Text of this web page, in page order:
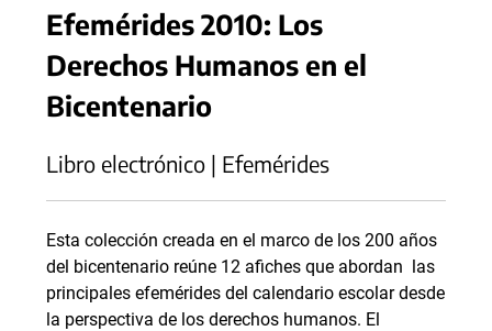
Efemérides 2010: Los
Derechos Humanos en el
Bicentenario
Libro electrónico | Efemérides
Esta colección creada en el marco de los 200 años
del bicentenario reúne 12 afiches que abordan las
principales efemérides del calendario escolar desde
la perspectiva de los derechos humanos. El